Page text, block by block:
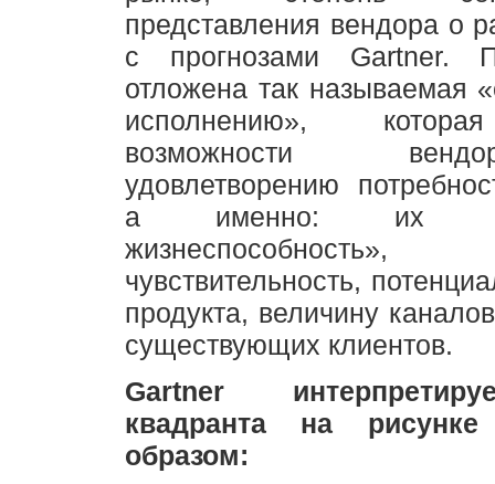
представления вендора о
с прогнозами Gartner.
отложена так называемая
исполнению»,
возможности
удовлетворению
а именно: их
чувствительность,
продукта, величину
существующих клиентов.
Gartner
квадранта на
образом: